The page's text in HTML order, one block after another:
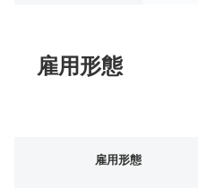
雇用形態
雇用形態